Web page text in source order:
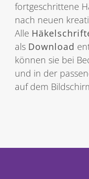
fortgeschrittene
nach neuen
Alle
als Download
können sie bei
und in der
auf dem